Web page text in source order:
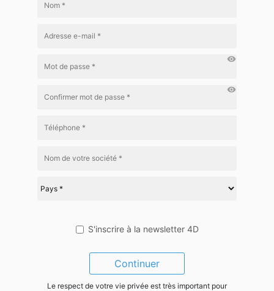
visibility
visibility
S'inscrire à la newsletter 4D
Continuer
Le respect de votre vie privée est très important pour